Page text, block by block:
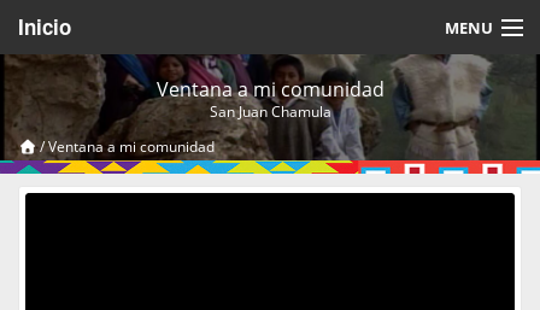
Inicio MENU
Acerca de
Videos Temáticos
Cerrar Sesión
Ventana a mi comunidad
San Juan Chamula
/Ventana a mi comunidad